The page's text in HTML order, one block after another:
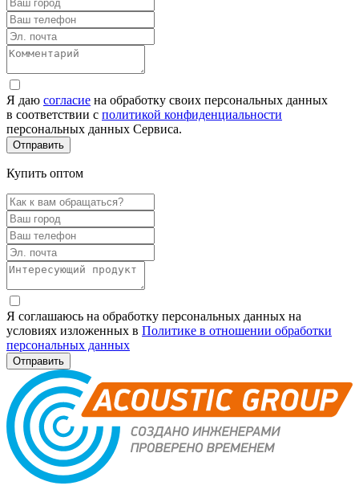
Я даю согласие на обработку своих персональных данных
в соответствии с политикой конфиденциальности
персональных данных Сервиса.
Купить оптом
Я соглашаюсь на обработку персональных данных на
условиях изложенных в Политике в отношении обработки
персональных данных